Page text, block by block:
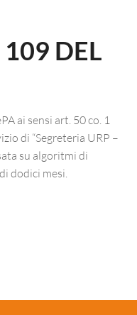
DEL
ai sensi art. 50 co. 1
di “Segreteria URP –
su algoritmi di
dodici mesi.